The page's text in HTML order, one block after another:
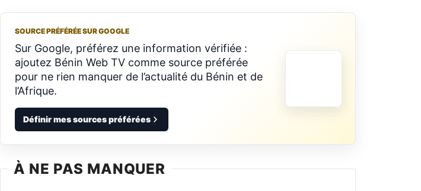
SOURCE PRÉFÉRÉE SUR GOOGLE
Sur Google, préférez une information vérifiée :
ajoutez Bénin Web TV comme source préférée
pour ne rien manquer de l’actualité du Bénin et de
l’Afrique.
Définir mes sources préférées
À NE PAS MANQUER